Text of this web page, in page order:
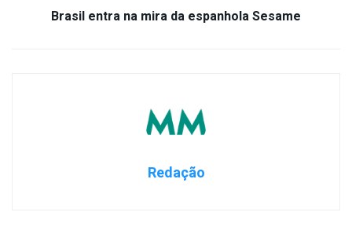
Brasil entra na mira da espanhola Sesame
Redação